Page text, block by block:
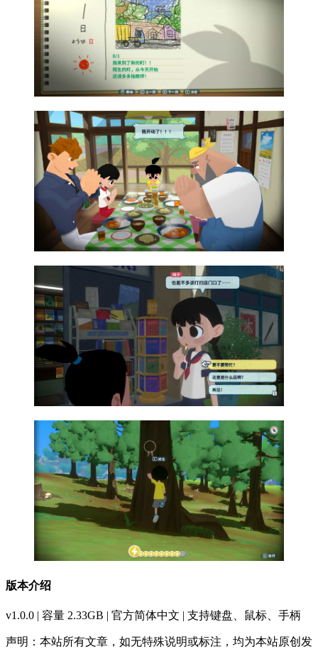
版本介绍
v1.0.0 | 容量 2.33GB | 官方简体中文 | 支持键盘、鼠标、手柄
声明：本站所有文章，如无特殊说明或标注，均为本站原创发